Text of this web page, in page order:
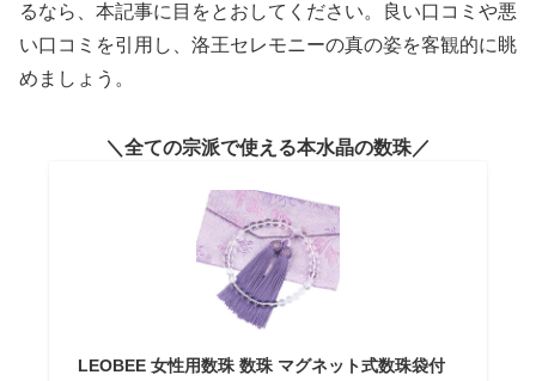
るなら、本記事に目をとおしてください。良い口コミや悪
い口コミを引用し、洛王セレモニーの真の姿を客観的に眺
めましょう。
全ての宗派で使える本水晶の数珠
LEOBEE 女性用数珠 数珠 マグネット式数珠袋付